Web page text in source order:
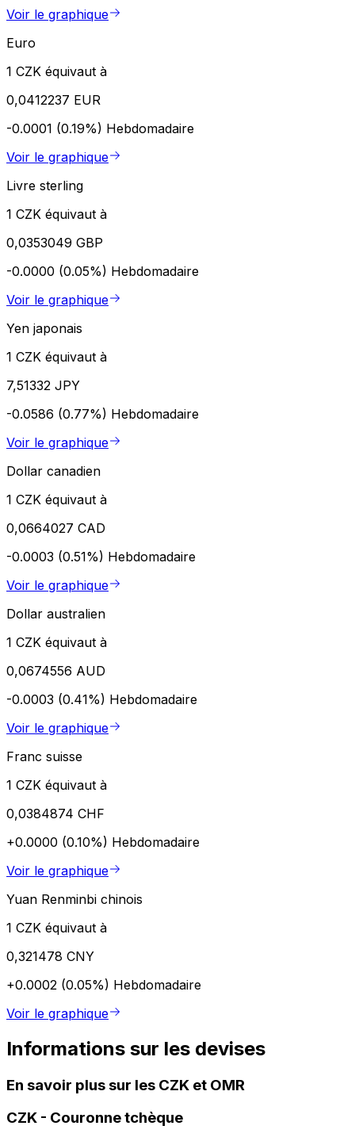
Voir le graphique
Euro
1 CZK équivaut à
0,0412237 EUR
-0.0001 (0.19%) Hebdomadaire
Voir le graphique
Livre sterling
1 CZK équivaut à
0,0353049 GBP
-0.0000 (0.05%) Hebdomadaire
Voir le graphique
Yen japonais
1 CZK équivaut à
7,51332 JPY
-0.0586 (0.77%) Hebdomadaire
Voir le graphique
Dollar canadien
1 CZK équivaut à
0,0664027 CAD
-0.0003 (0.51%) Hebdomadaire
Voir le graphique
Dollar australien
1 CZK équivaut à
0,0674556 AUD
-0.0003 (0.41%) Hebdomadaire
Voir le graphique
Franc suisse
1 CZK équivaut à
0,0384874 CHF
+0.0000 (0.10%) Hebdomadaire
Voir le graphique
Yuan Renminbi chinois
1 CZK équivaut à
0,321478 CNY
+0.0002 (0.05%) Hebdomadaire
Voir le graphique
Informations sur les devises
En savoir plus sur les CZK et OMR
CZK - Couronne tchèque